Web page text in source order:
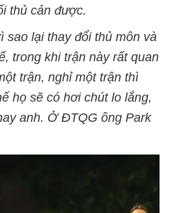
thủ cản được.
sao lại thay đổi thủ môn và
trong khi trận này rất quan
trận, nghỉ một trận thì
họ sẽ có hơi chút lo lắng,
anh. Ở ĐTQG ông Park